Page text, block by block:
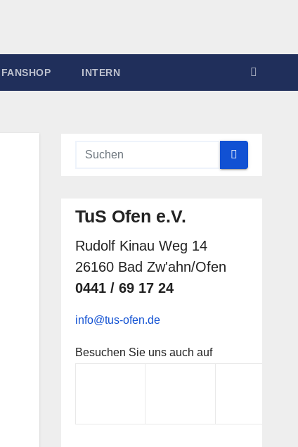
FANSHOP INTERN
TuS Ofen e.V.
Rudolf Kinau Weg 14
26160 Bad Zw'ahn/Ofen
0441 / 69 17 24
info@tus-ofen.de
Besuchen Sie uns auch auf